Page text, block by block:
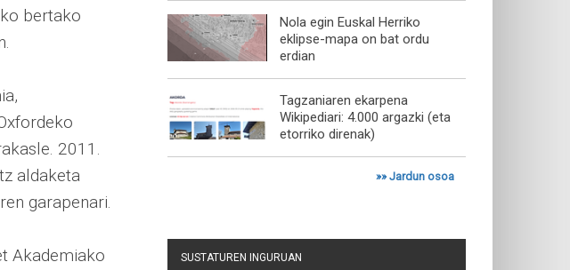
bertako
2011.
aldaketa
garapenari.
Akademiako
Nola egin Euskal Herriko
eklipse-mapa on bat ordu
erdian
Tagzaniaren ekarpena
Wikipediari: 4.000 argazki (eta
etorriko direnak)
»»Jardun osoa
SUSTATUREN INGURUAN